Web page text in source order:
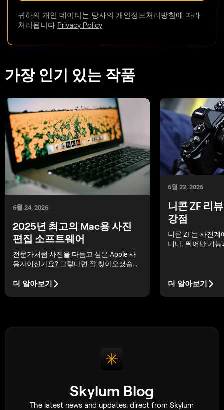
귀하의 개인 데이터는 당사의 개인정보처리방침에 따라
처리됩니다 Privacy Policy
가장 인기 있는 작품
6월 24, 2026
2025년 최고의 Mac용 사진
편집 소프트웨어
전문가처럼 사진을 다듬고 싶은 Apple 사
용자이신가요? 그렇다면 잘 찾아오셨습니
사진 편집 앱을 소개합니다.
더 알아보기
6월 22, 2026
니콘 ZF 리
강점
니콘 ZF는 사진
니다. 뛰어난 기
더 알아보기
Skylum Blog
The latest news and updates. direct from Skylum